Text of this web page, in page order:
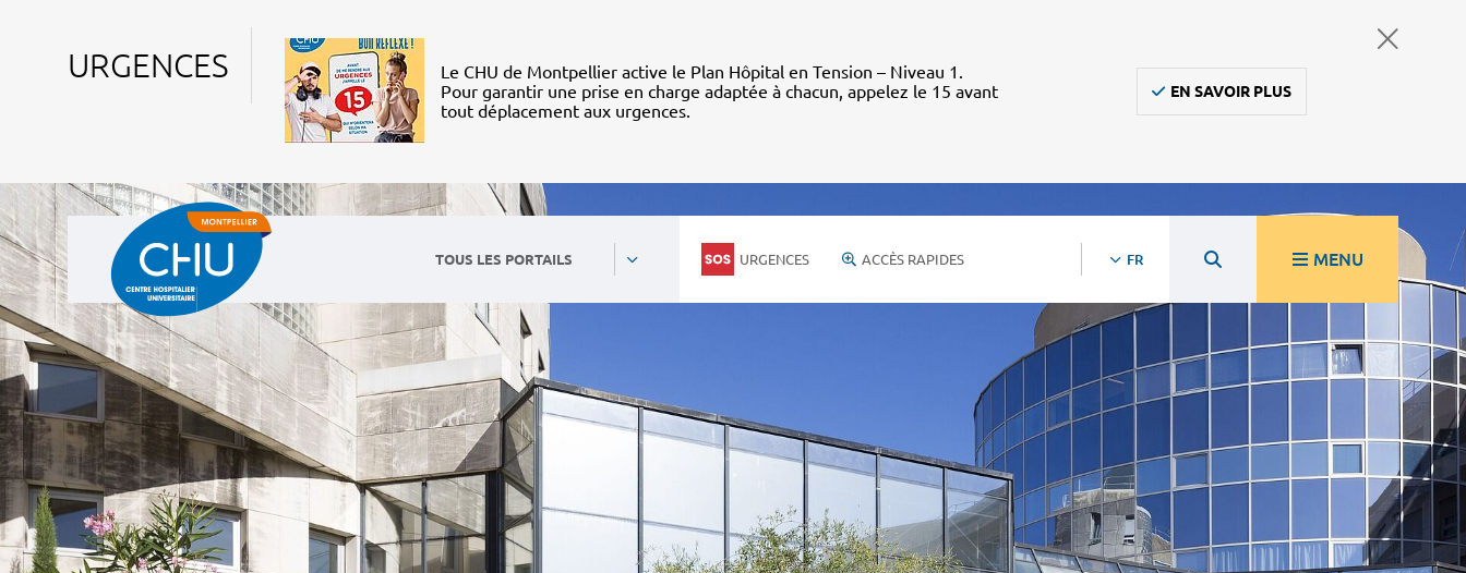
URGENCES
Le CHU de Montpellier active le Plan Hôpital en Tension – Niveau 1.
Pour garantir une prise en charge adaptée à chacun, appelez le 15 avant
tout déplacement aux urgences.
EN SAVOIR PLUS
TOUS LES PORTAILS URGENCES ACCÈS RAPIDES FR MENU